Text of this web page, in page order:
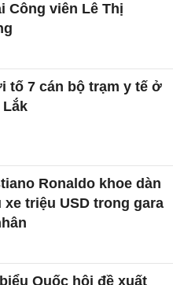
Công viên Lê Thị
tố 7 cán bộ trạm y tế ở
Ronaldo khoe dàn
xe triệu USD trong gara
Quốc hội đề xuất